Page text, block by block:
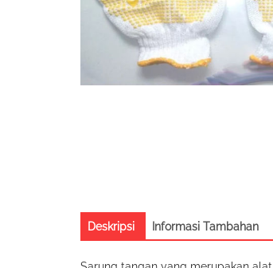
Deskripsi Informasi Tambahan